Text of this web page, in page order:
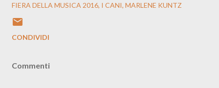
FIERA DELLA MUSICA 2016 I CANI MARLENE KUNTZ
CONDIVIDI
Commenti